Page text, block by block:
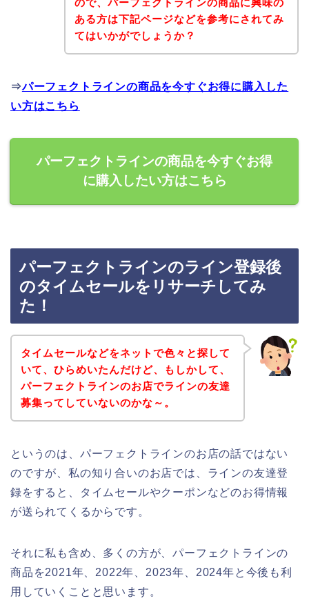
ので、パーフェクトラインの商品に興味の
ある方は下記ページなどを参考にされてみ
てはいかがでしょうか？
⇒パーフェクトラインの商品を今すぐお得に購入した
い方はこちら
パーフェクトラインの商品を今すぐお得
に購入したい方はこちら
パーフェクトラインのライン登録後
のタイムセールをリサーチしてみ
た！
タイムセールなどをネットで色々と探して
いて、ひらめいたんだけど、もしかして、
パーフェクトラインのお店でラインの友達
募集ってしていないのかな～。
というのは、パーフェクトラインのお店の話ではない
のですが、私の知り合いのお店では、ラインの友達登
録をすると、タイムセールやクーポンなどのお得情報
が送られてくるからです。
それに私も含め、多くの方が、パーフェクトラインの
商品を2021年、2022年、2023年、2024年と今後も利
用していくことと思います。